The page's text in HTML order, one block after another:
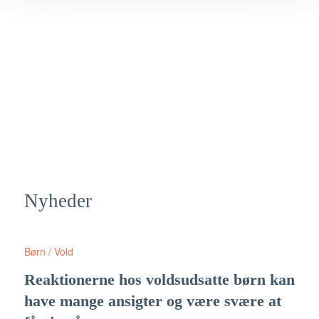
Nyheder
Reaktionerne hos voldsudsatte børn kan
have mange ansigter og være svære at
Børn / Vold